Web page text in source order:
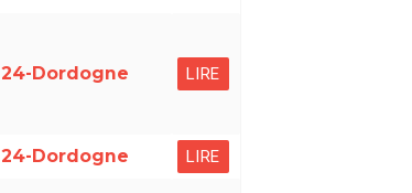
24-Dordogne LIRE
24-Dordogne LIRE